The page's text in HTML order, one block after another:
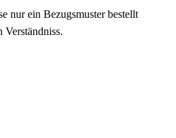
nur ein Bezugsmuster bestellt